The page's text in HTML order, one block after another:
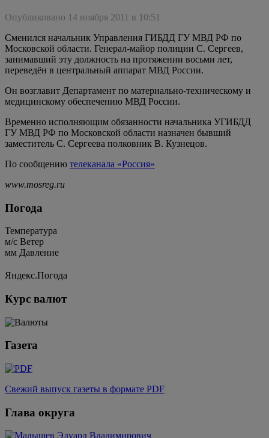
Опубликовано 14 ноября 2011 в 10:51
Сменился начальник Управления ГИБДД ГУ МВД РФ по
Московской области. Генерал-майор полиции С. Сергеев,
занимавший эту должность на протяжении восьми лет,
переведён в центральный аппарат МВД России.
Он возглавит Департамент по материально-техническому и
медицинскому обеспечению МВД России.
Временно исполняющим обязанности начальника УГИБДД
ГУ МВД РФ по Московской области назначен бывший
заместитель С. Сергеева полковник В. Кузнецов.
По сообщению телеканала «Россия»
www.mosreg.ru
Погода
Температура
м/c Ветер
мм Давление
Яндекс.Погода
Курс валют
Газета
Свежий выпуск газеты в формате PDF
Глава округа